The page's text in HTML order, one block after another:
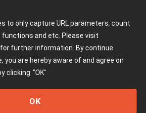
to only capture URL parameters, count
functions and etc. Please visit
for further information. By continue
you are hereby aware of and agree on
clicking "OK"
OK